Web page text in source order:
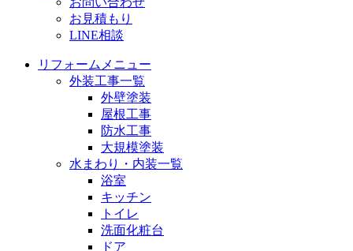
お見積もり
LINE相談
リフォームメニュー
外装工事一覧
外壁塗装
屋根工事
防水工事
大規模塗装
水まわり・内装一覧
浴室
キッチン
トイレ
洗面化粧台
ドア